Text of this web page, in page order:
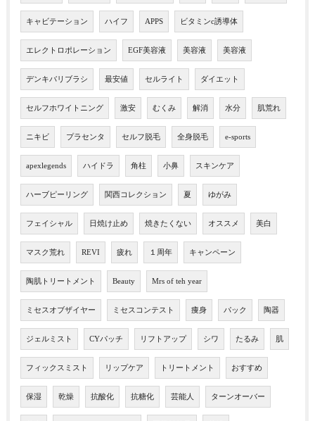
キャビテーション ハイフ APPS ビタミンc誘導体
エレクトロポレーション EGF美容液 美容液 美容液
デンキバリブラシ 最安値 セルライト ダイエット
セルフホワイトニング 激安 むくみ 解消 水分 肌荒れ
ニキビ プラセンタ セルフ脱毛 全身脱毛 e-sports
apexlegends ハイドラ 角柱 小鼻 スキンケア
ハーブピーリング 関西コレクション 夏 ゆがみ
フェイシャル 日焼け止め 焼きたくない オススメ 美白
マスク荒れ REVI 疲れ １周年 キャンペーン
陶肌トリートメント Beauty Mrs of teh year
ミセスオブザイヤー ミセスコンテスト 痩身 パック 陶器
ジェルミスト CYパッチ リフトアップ シワ たるみ 肌
フィックスミスト リップケア トリートメント おすすめ
保湿 乾燥 抗酸化 抗糖化 芸能人 ターンオーバー